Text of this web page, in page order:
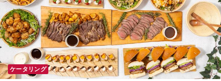
ケータリング